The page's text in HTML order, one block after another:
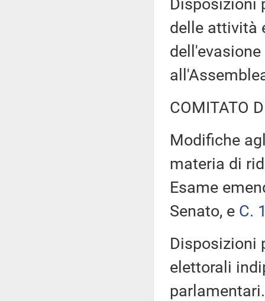
Disposizioni
delle attività
COMITATO
Modifiche
materia di
Esame
Senato, e C.
Disposizioni
elettorali